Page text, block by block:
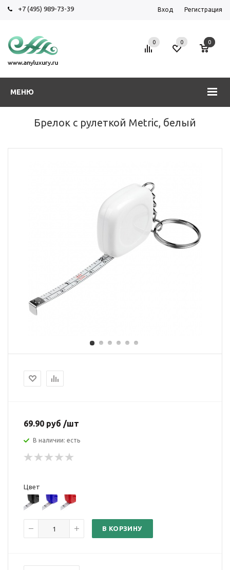
+7 (495) 989-73-39 Вход Регистрация
МЕНЮ
0 0 0
Брелок с рулеткой Metric, белый
69.90 руб /шт
В наличии: есть
Цвет
В КОРЗИНУ